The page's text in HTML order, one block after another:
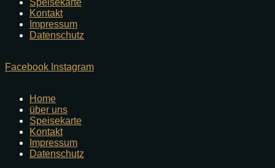
Speisekarte
Kontakt
Impressum
Datenschutz
Facebook Instagram
Home
über uns
Speisekarte
Kontakt
Impressum
Datenschutz